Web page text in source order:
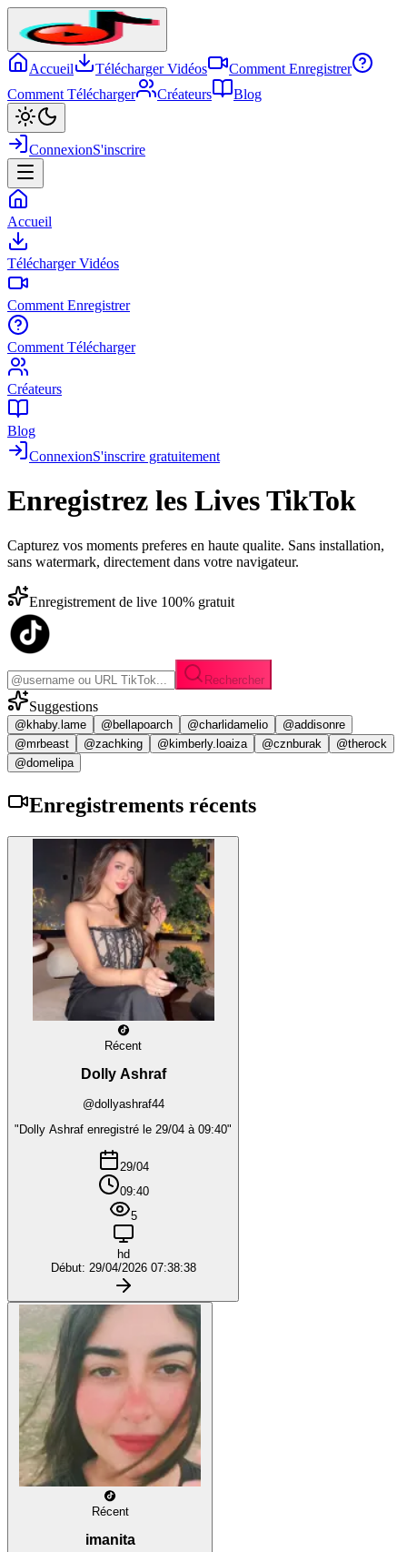
Accueil Télécharger Vidéos
Comment Enregistrer
Comment Télécharger
Créateurs Blog
ConnexionS'inscrire
Accueil
Télécharger Vidéos
Comment Enregistrer
Comment Télécharger
Créateurs
Blog
ConnexionS'inscrire gratuitement
Enregistrez les Lives TikTok
Capturez vos moments preferes en haute qualite. Sans installation,
sans watermark, directement dans votre navigateur.
Enregistrement de live 100% gratuit
Rechercher
Suggestions
@khaby.lame @bellapoarch @charlidamelio
@addisonre
@mrbeast
@zachking @kimberly.loaiza @cznburak
@therock
@domelipa
Enregistrements récents
Récent
Dolly Ashraf
@dollyashraf44
"Dolly Ashraf enregistré le 29/04 à 09:40"
29/04
09:40
5
hd
Début: 29/04/2026 07:38:38
Récent
imanita